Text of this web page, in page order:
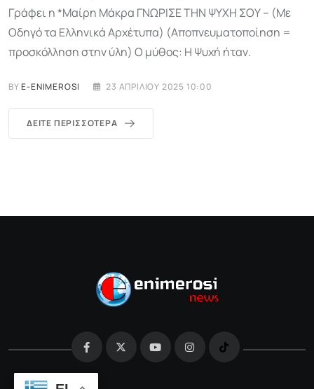
Γράφει η *Μαίρη Μάκρα ΓΝΩΡΙΣΕ ΤΗΝ ΨΥΧΗ ΣΟΥ – (Με
Οδηγό τα Ελληνικά Αρχέτυπα) (Αποπνευματοποίηση =
προσκόλληση στην ύλη) Ο μύθος: Η Ψυχή ήταν.
BYE-ENIMEROSI 23 ΑΠΡΙΛΊΟΥ 2025 10:00
ΔΕΊΤΕ ΠΕΡΙΣΣΌΤΕΡΑ